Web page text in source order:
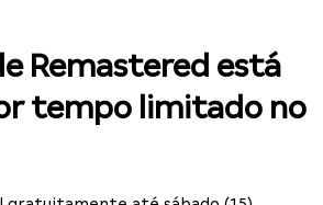
Remastered está
tempo limitado no